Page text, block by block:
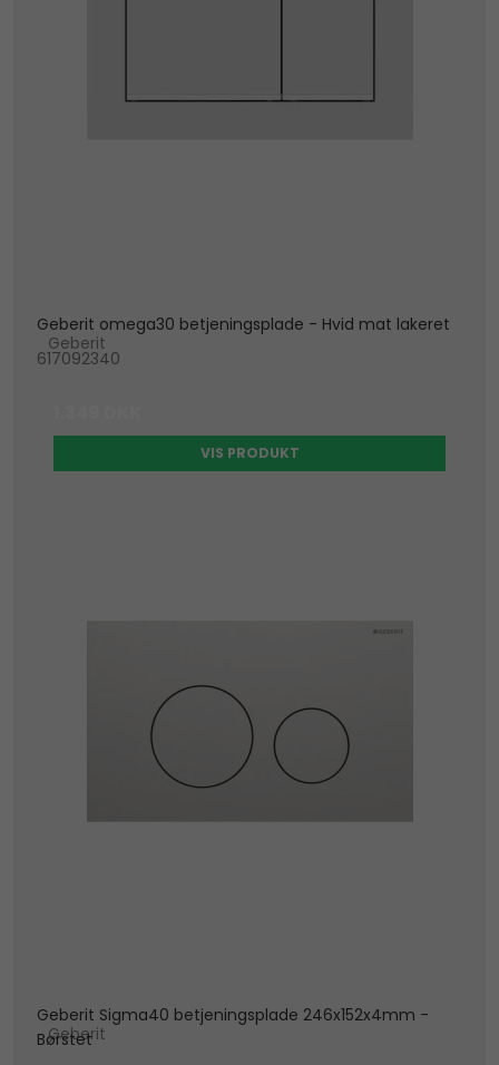
Geberit omega30 betjeningsplade - Hvid mat lakeret
Geberit
617092340
VIS PRODUKT
Geberit Sigma40 betjeningsplade 246x152x4mm -
Børstet
Geberit